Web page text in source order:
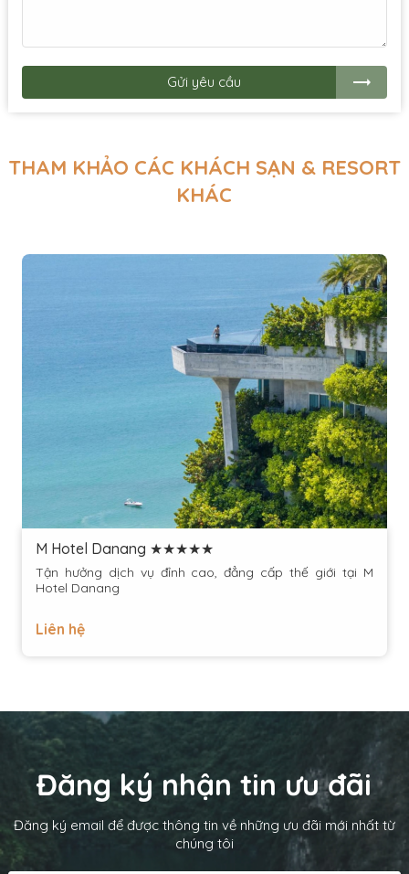
Gửi yêu cầu
THAM KHẢO CÁC KHÁCH SẠN & RESORT
KHÁC
M Hotel Danang ★★★★★
Tận hưởng dịch vụ đỉnh cao, đẳng cấp thế giới tại M
Hotel Danang
Liên hệ
Đăng ký nhận tin ưu đãi
Đăng ký email để được thông tin về những ưu đãi mới nhất từ
chúng tôi